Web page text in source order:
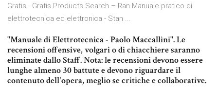
Gratis . Gratis Products Search – Ran Manuale pratico di
elettrotecnica ed elettronica - Stan ...
"Manuale di Elettrotecnica - Paolo Maccallini". Le
recensioni offensive, volgari o di chiacchiere saranno
eliminate dallo Staff. Nota: le recensioni devono essere
lunghe almeno 30 battute e devono riguardare il
contenuto dell'opera, meglio se critiche e collaborative.